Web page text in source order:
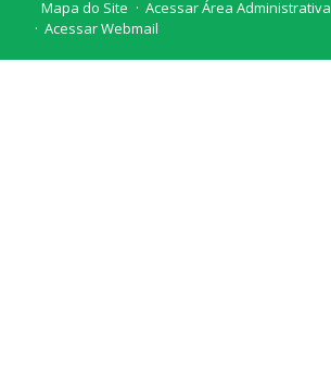
Mapa do Site
Acessar Área Administrativa
Acessar Webmail